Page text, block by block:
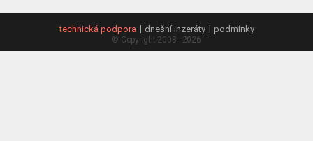
technická podpora dnešní inzeráty podmínky
© Copyright 2008 - 2026